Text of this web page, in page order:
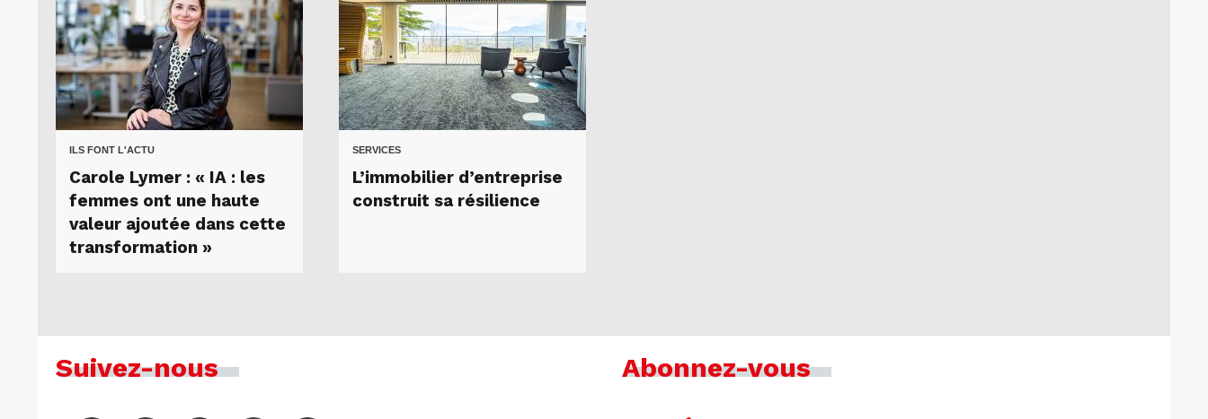
ILS FONT L'ACTU
Carole Lymer : « IA : les
femmes ont une haute
valeur ajoutée dans cette
transformation »
SERVICES
L’immobilier d’entreprise
construit sa résilience
Suivez-nous Abonnez-vous